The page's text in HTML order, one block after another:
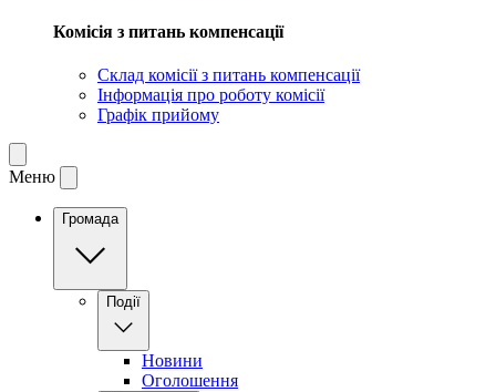
Комісія з питань компенсації
Склад комісії з питань компенсації
Інформація про роботу комісії
Графік прийому
Меню
Громада
Події
Новини
Оголошення